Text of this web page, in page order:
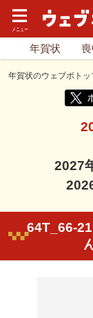
年賀状 喪
年賀状のウェブポトッ
2027
64T_66-